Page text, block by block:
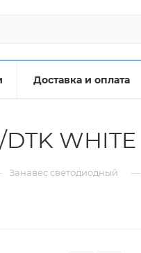
Доставка и оплата
WHITE
Занавес светодиодный —